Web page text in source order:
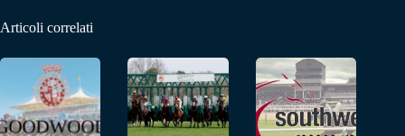
Articoli correlati